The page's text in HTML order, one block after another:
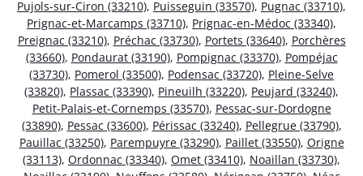
Pujols-sur-Ciron (33210), Puisseguin (33570), Pugnac (33710),
Prignac-et-Marcamps (33710), Prignac-en-Médoc (33340),
Preignac (33210), Préchac (33730), Portets (33640), Porchères
(33660), Pondaurat (33190), Pompignac (33370), Pompéjac
(33730), Pomerol (33500), Podensac (33720), Pleine-Selve
(33820), Plassac (33390), Pineuilh (33220), Peujard (33240),
Petit-Palais-et-Cornemps (33570), Pessac-sur-Dordogne
(33890), Pessac (33600), Périssac (33240), Pellegrue (33790),
Pauillac (33250), Parempuyre (33290), Paillet (33550), Origne
(33113), Ordonnac (33340), Omet (33410), Noaillan (33730),